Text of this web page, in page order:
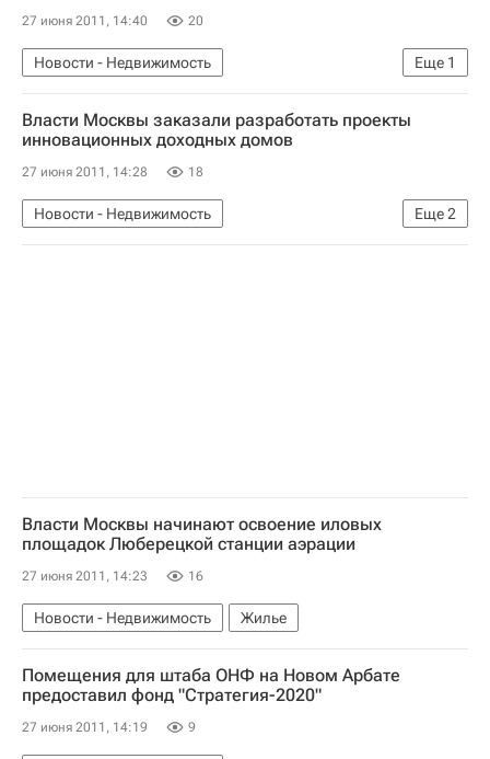
27 июня 2011, 14:40 20
Еще 1
Новости - Недвижимость
Коммерческая недвижимость
Власти Москвы заказали разработать проекты
инновационных доходных домов
27 июня 2011, 14:28 18
Еще2
Новости - Недвижимость
Развитие рынка арендного жилья и доходные дома
Власти Москвы начинают освоение иловых
площадок Люберецкой станции аэрации
27 июня 2011, 14:23 16
Новости - Недвижимость Жилье
Помещения для штаба ОНФ на Новом Арбате
предоставил фонд "Стратегия-2020"
27 июня 2011, 14:19 9